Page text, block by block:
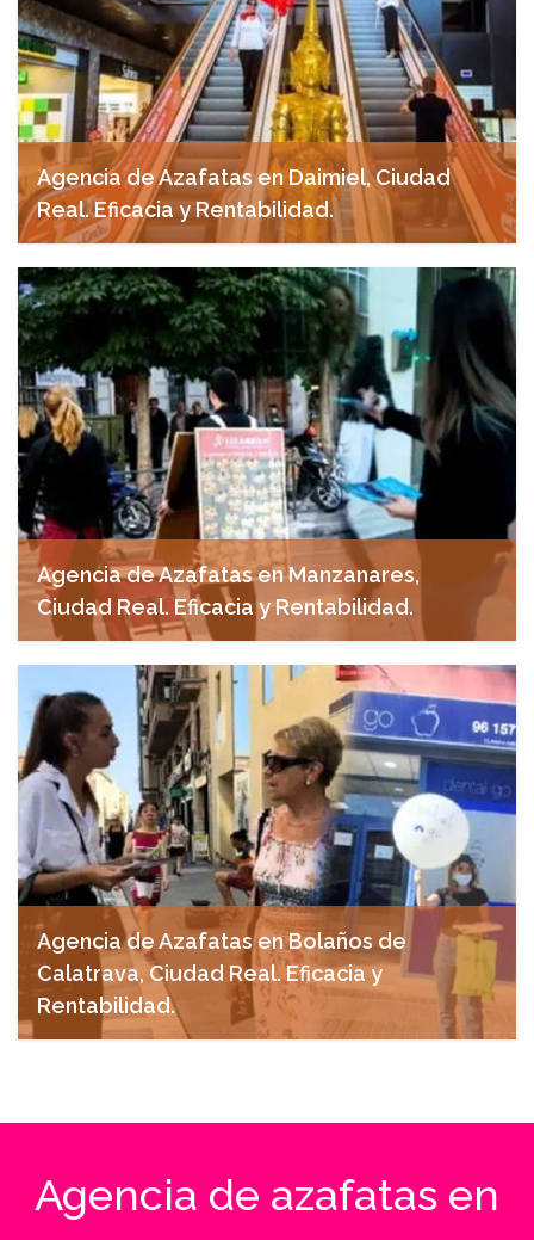
Agencia de Azafatas en Daimiel, Ciudad
Real. Eficacia y Rentabilidad.
abril 21, 2025
Agencia de Azafatas en Manzanares,
Ciudad Real. Eficacia y Rentabilidad.
abril 21, 2025
Agencia de Azafatas en Bolaños de
Calatrava, Ciudad Real. Eficacia y
Rentabilidad.
Agencia de azafatas en